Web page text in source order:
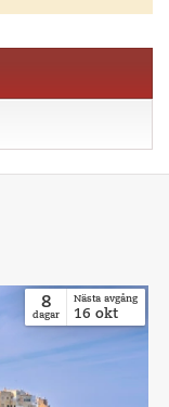
8
dagar
Nästa avgång
16okt